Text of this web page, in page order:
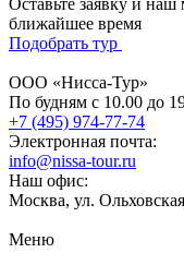
ближайшее время
Подобрать тур
ООО «Нисса-Тур»
По будням с 10.00 до
+7 (495) 974-77-74
Электронная почта:
info@nissa-tour.ru
Наш офис:
Москва, ул.
Меню